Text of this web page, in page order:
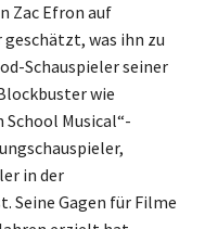
Zac Efron auf
was ihn zu
Schauspieler seiner
wie
School Musical“-
in der
Seine Gagen für Filme